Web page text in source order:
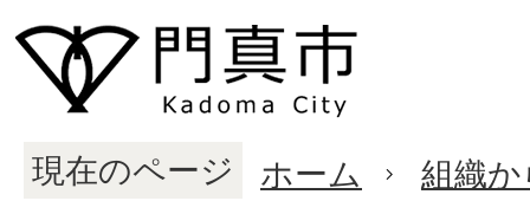
現在のページ ホーム 組織